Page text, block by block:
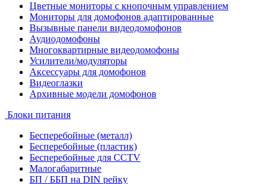
Цветные мониторы с кнопочным управлением
Мониторы для домофонов адаптированные
Вызывные панели видеодомофонов
Аудиодомофоны
Многоквартирные видеодомофоны
Усилители/модуляторы
Аксессуары для домофонов
Видеоглазки
Архивные модели домофонов
Блоки питания
Бесперебойные (металл)
Бесперебойные (пластик)
Бесперебойные для CCTV
Малогабаритные
БП / ББП на DIN рейку